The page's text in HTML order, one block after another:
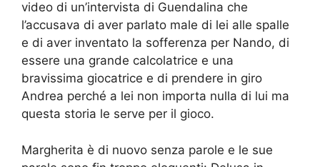
video di un’intervista di Guendalina che
l’accusava di aver parlato male di lei alle spalle
e di aver inventato la sofferenza per Nando, di
essere una grande calcolatrice e una
bravissima giocatrice e di prendere in giro
Andrea perché a lei non importa nulla di lui ma
questa storia le serve per il gioco.
Margherita è di nuovo senza parole e le sue